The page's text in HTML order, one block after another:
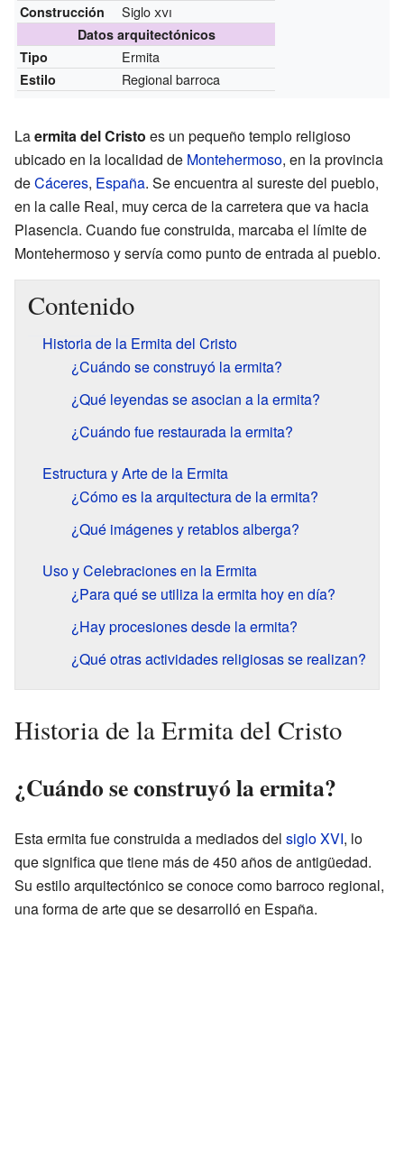
Construcción
Sigloxvi
Datos arquitectónicos
Tipo
Ermita
Estilo Regional barroca
Laermita del Cristo es un pequeño templo religioso
ubicado en la localidad de Montehermoso, en la provincia
deCáceres, España. Se encuentra al sureste del pueblo,
en la calle Real, muy cerca de la carretera que va hacia
Plasencia. Cuando fue construida, marcaba el límite de
Montehermoso y servía como punto de entrada al pueblo.
Contenido
Historia de la Ermita del Cristo
¿Cuándo se construyó la ermita?
¿Qué leyendas se asocian a la ermita?
¿Cuándo fue restaurada la ermita?
Estructura y Arte de la Ermita
¿Cómo es la arquitectura de la ermita?
¿Qué imágenes y retablos alberga?
Uso y Celebraciones en la Ermita
¿Para qué se utiliza la ermita hoy en día?
¿Hay procesiones desde la ermita?
¿Qué otras actividades religiosas se realizan?
Historia de la Ermita del Cristo
¿Cuándo se construyó la ermita?
Esta ermita fue construida a mediados del siglo XVI, lo
que significa que tiene más de 450 años de antigüedad.
Su estilo arquitectónico se conoce como barroco regional,
una forma de arte que se desarrolló en España.